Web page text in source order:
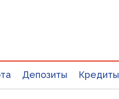
Депозиты Кредиты